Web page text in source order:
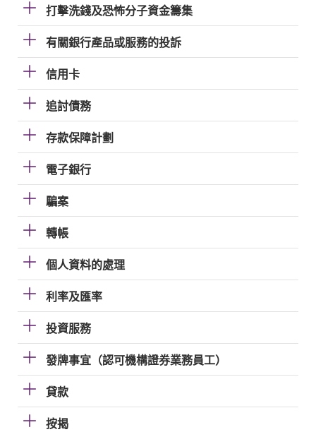
打擊洗錢及恐怖分子資金籌集
有關銀行產品或服務的投訴
信用卡
追討債務
存款保障計劃
電子銀行
騙案
轉帳
個人資料的處理
利率及匯率
投資服務
發牌事宜（認可機構證券業務員工）
貸款
按揭